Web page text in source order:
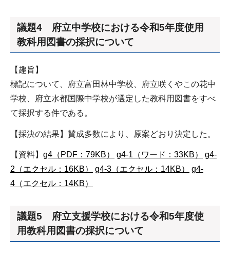
議題4 府立中学校における令和5年度使用
教科用図書の採択について
【趣旨】
標記について、府立富田林中学校、府立咲くやこの花中
学校、府立水都国際中学校が選定した教科用図書をすべ
て採択する件である。
【採決の結果】賛成多数により、原案どおり決定した。
【資料】 g4（PDF：79KB） g4-1（ワード：33KB）
g4-
2（エクセル：16KB）
g4-3（エクセル：14KB）
g4-
4（エクセル：14KB）
議題5 府立支援学校における令和5年度使
用教科用図書の採択について